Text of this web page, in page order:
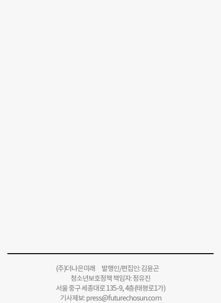
(주)더나은미래 발행인/편집인: 김윤곤
청소년보호정책 책임자: 정유진
서울 중구 세종대로 135-9, 4층(태평로1가)
기사제보:press@futurechosun.com